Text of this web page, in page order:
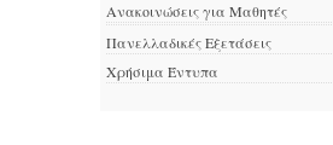
Ανακοινώσεις για Μαθητές
Πανελλαδικές Εξετάσεις
Χρήσιμα Έντυπα